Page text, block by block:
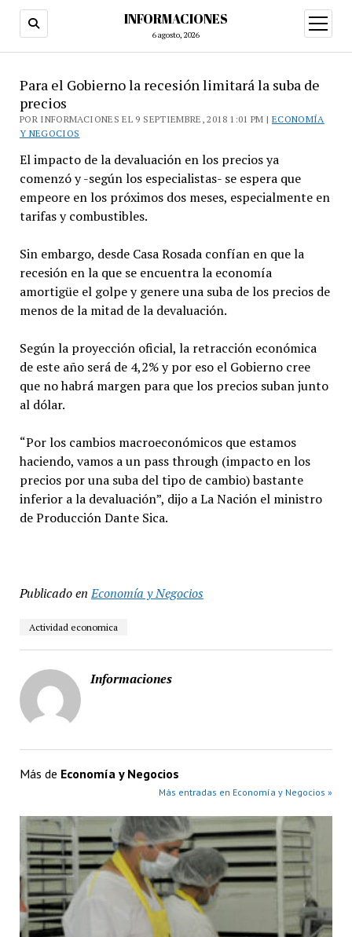
INFORMACIONES
6 agosto, 2026
abrir
menú
Para el Gobierno la recesión limitará la suba de
precios
POR INFORMACIONES EL 9 SEPTIEMBRE, 2018 1:01 PM | ECONOMÍA
Y NEGOCIOS
El impacto de la devaluación en los precios ya
comenzó y -según los especialistas- se espera que
empeore en los próximos dos meses, especialmente en
tarifas y combustibles.
Sin embargo, desde Casa Rosada confían en que la
recesión en la que se encuentra la economía
amortigüe el golpe y genere una suba de los precios de
menos de la mitad de la devaluación.
Según la proyección oficial, la retracción económica
de este año será de 4,2% y por eso el Gobierno cree
que no habrá margen para que los precios suban junto
al dólar.
“Por los cambios macroeconómicos que estamos
haciendo, vamos a un pass through (impacto en los
precios por una suba del tipo de cambio) bastante
inferior a la devaluación”, dijo a La Nación el ministro
de Producción Dante Sica.
Publicado en Economía y Negocios
Actividad economica
Informaciones
Más de Economía y Negocios
Más entradas en Economía y Negocios »